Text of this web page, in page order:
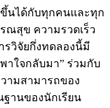
ขึ้นได้กับทุกคนและทุก
ณสุข ความรวดเร็ว
รวิจัยกึ่งทดลองนี้มี
าใจกลับมา” ร่วมกับ
ามสามารถของ
านของนักเรียน